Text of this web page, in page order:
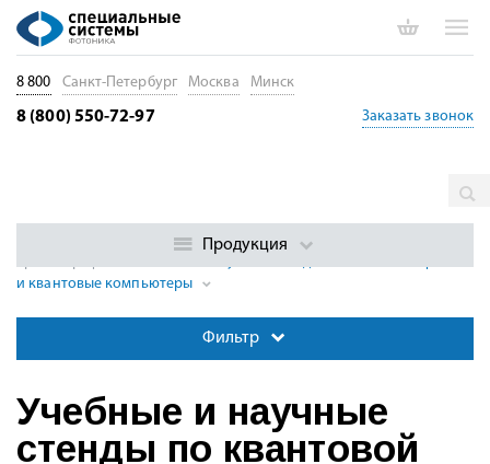
Учебные наборы по квантовой физике и
и квантовые компьютеры
Фильтр
Учебные и научные
стенды по квантовой
8 800 Санкт-Петербург Москва Минск
8 (800) 550-72-97 Заказать звонок
Продукция